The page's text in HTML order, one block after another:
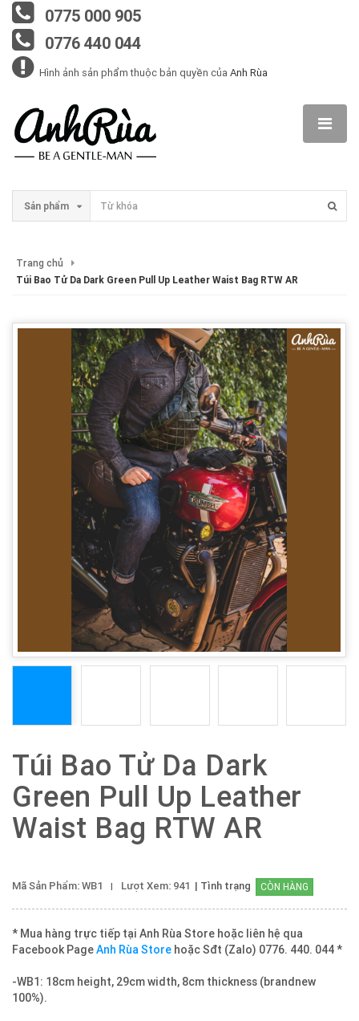
0775 000 905
0776 440 044
Hình ảnh sản phẩm thuộc bản quyền của Anh Rùa
Sản phẩm
Trang chủ
Túi Bao Tử Da Dark Green Pull Up Leather Waist Bag RTW AR
Túi Bao Tử Da Dark
Green Pull Up Leather
Waist Bag RTW AR
Mã Sản Phẩm: WB1 Lượt Xem: 941 | Tình trạng CÒN HÀNG
* Mua hàng trực tiếp tại Anh Rùa Store hoặc liên hệ qua
Facebook PageAnh Rùa Store hoặc Sđt (Zalo) 0776. 440. 044 *
-WB1: 18cm height, 29cm width, 8cm thickness (brandnew
100%).